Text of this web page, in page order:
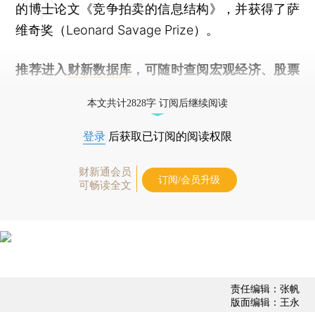
的博士论文《竞争拍卖的信息结构》，并获得了萨
维奇奖（Leonard Savage Prize）。
推荐进入 财新数据库 ，可随时查阅宏观经济、股票
本文共计2828字 订阅后继续阅读
登录 后获取已订阅的阅读权限
财新通会员
可畅读全文
订阅/会员升级
责任编辑：张帆
版面编辑：王永